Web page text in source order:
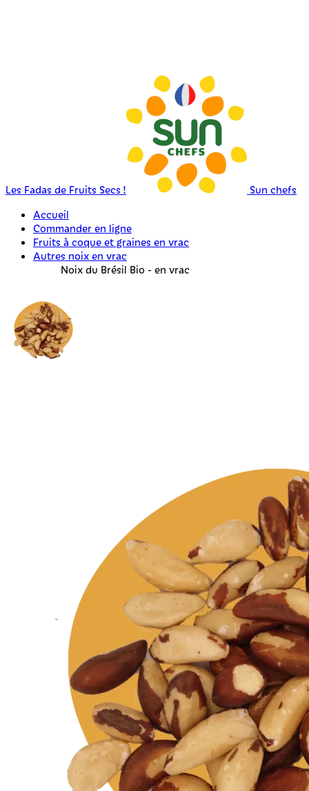
Les Fadas de Fruits Secs !
Sun chefs
Accueil
Commander en ligne
Fruits à coque et graines en vrac
Autres noix en vrac
Noix du Brésil Bio - en vrac